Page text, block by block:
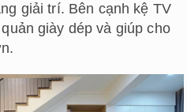
giải trí. Bên cạnh kệ TV
giày dép và giúp cho